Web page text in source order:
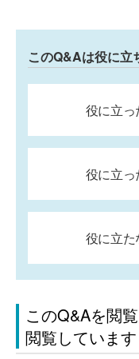
このQ&Aは役に立
役に立っ
役に立
役に立た
このQ&Aを閲
閲覧しています